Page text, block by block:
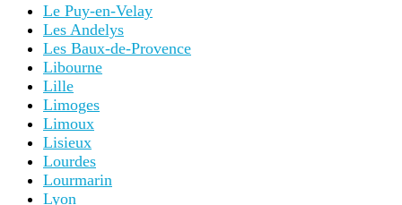
Le Puy-en-Velay
Les Andelys
Les Baux-de-Provence
Libourne
Lille
Limoges
Limoux
Lisieux
Lourdes
Lourmarin
Lyon